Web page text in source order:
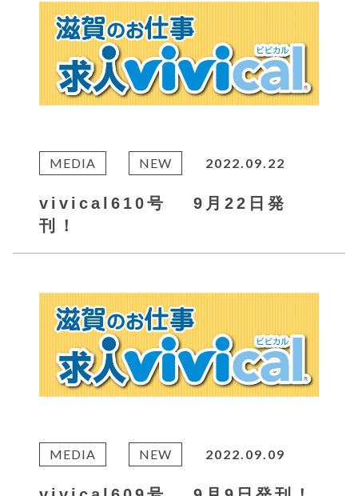
MEDIA NEW 2022.09.22
vivical610号 9月22日発
刊！
MEDIA NEW 2022.09.09